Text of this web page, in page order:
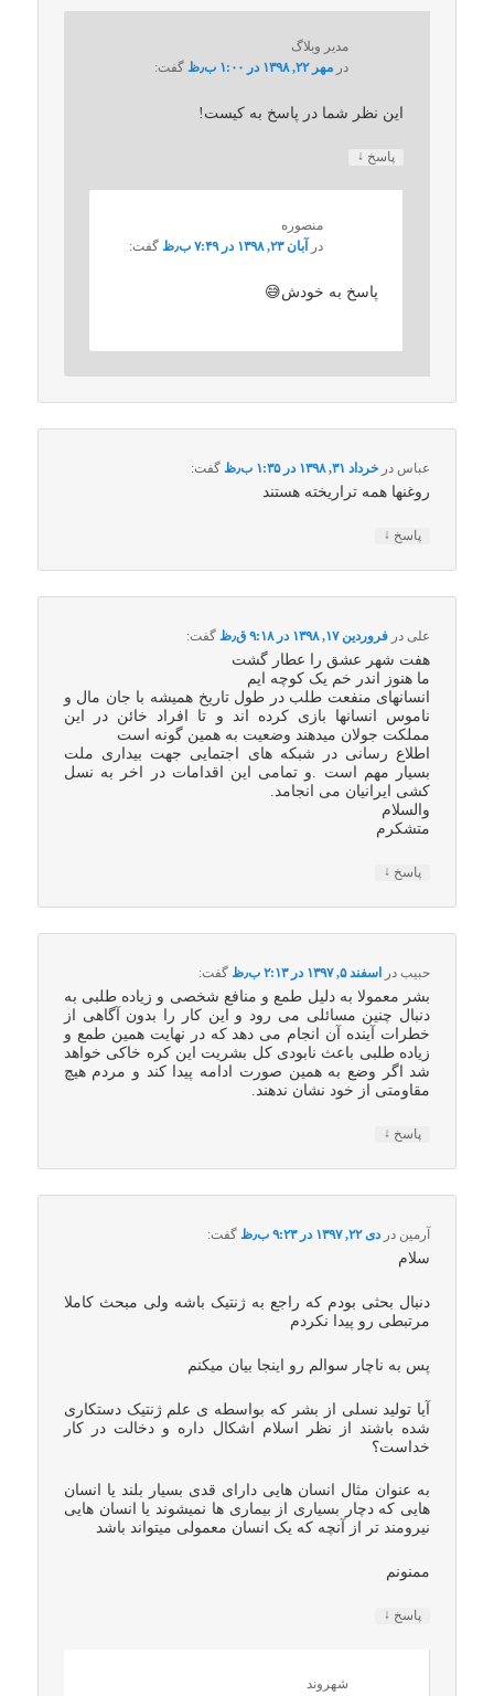
مدیر وبلاگ
در مهر ۲۲, ۱۳۹۸ در ۱:۰۰ ب٫ظ گفت:
این نظر شما در پاسخ به کیست!
پاسخ ↓
منصوره
در
آبان ۲۳, ۱۳۹۸ در ۷:۴۹ ب٫ظ گفت:
پاسخ به خودش😅
عباس در خرداد ۳۱, ۱۳۹۸ در ۱:۳۵ ب٫ظ گفت:
روغنها همه تراریخته هستند
پاسخ ↓
علیدر فروردین ۱۷, ۱۳۹۸ در ۹:۱۸ ق٫ظ گفت:
هفت شهر عشق را عطار گشت
ما هنوز اندر خم یک کوچه ایم
انسانهای منفعت طلب در طول تاریخ همیشه با جان مال و
ناموس انسانها بازی کرده اند و تا افراد خائن در این
مملکت جولان میدهند وضعیت به همین گونه است
اطلاع رسانی در شبکه های اجتمایی جهت بیداری ملت
بسیار مهم است .و تمامی این اقدامات در اخر به نسل
کشی ایرانیان می انجامد.
والسلام
متشکرم
پاسخ ↓
حبیبدر اسفند ۵, ۱۳۹۷ در ۲:۱۳ ب٫ظ گفت:
بشر معمولا به دلیل طمع و منافع شخصی و زیاده طلبی به
دنبال چنین مسائلی می رود و این کار را بدون آگاهی از
خطرات آینده آن انجام می دهد که در نهایت همین طمع و
زیاده طلبی باعث نابودی کل بشریت این کره خاکی خواهد
شد اگر وضع به همین صورت ادامه پیدا کند و مردم هیچ
مقاومتی از خود نشان ندهند.
پاسخ ↓
آرمین دردی ۲۲, ۱۳۹۷ در ۹:۲۳ ب٫ظ گفت:
سلام
دنبال بحثی بودم که راجع به ژنتیک باشه ولی مبحث کاملا
مرتبطی رو پیدا نکردم
پس به ناچار سوالم رو اینجا بیان میکنم
آیا تولید نسلی از بشر که بواسطه ی علم ژنتیک دستکاری
شده باشند از نظر اسلام اشکال داره و دخالت در کار
خداست؟
به عنوان مثال انسان هایی دارای قدی بسیار بلند یا انسان
هایی که دچار بسیاری از بیماری ها نمیشوند یا انسان هایی
نیرومند تر از آنچه که یک انسان معمولی میتواند باشد
ممنونم
پاسخ ↓
شهروند